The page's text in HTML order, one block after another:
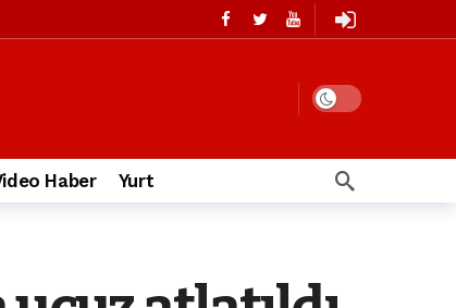
Haber Yurt